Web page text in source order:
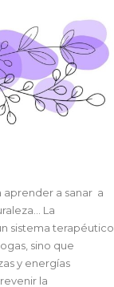
aprender a sanar a
La
sistema terapéutico
sino que
y energías
la